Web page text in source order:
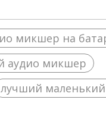
микшер на
аудио микшер
лучший